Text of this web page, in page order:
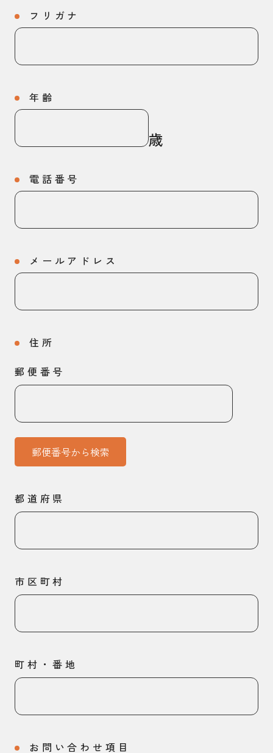
フリガナ
年齢
歳
電話番号
メールアドレス
住所
郵便番号
郵便番号から検索
都道府県
市区町村
町村・番地
お問い合わせ項目